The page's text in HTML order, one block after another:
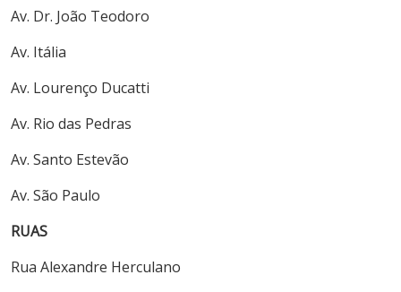
Av. Dr. João Teodoro
Av. Itália
Av. Lourenço Ducatti
Av. Rio das Pedras
Av. Santo Estevão
Av. São Paulo
RUAS
Rua Alexandre Herculano